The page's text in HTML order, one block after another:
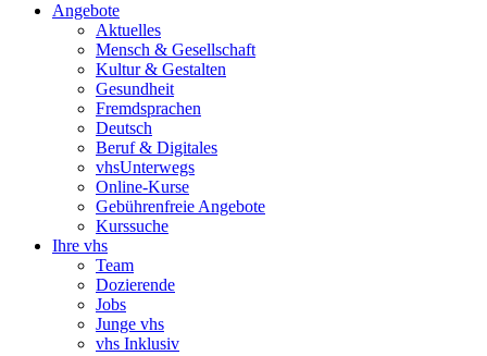
Angebote
Aktuelles
Mensch & Gesellschaft
Kultur & Gestalten
Gesundheit
Fremdsprachen
Deutsch
Beruf & Digitales
vhsUnterwegs
Online-Kurse
Gebührenfreie Angebote
Kurssuche
Ihre vhs
Team
Dozierende
Jobs
Junge vhs
vhs Inklusiv